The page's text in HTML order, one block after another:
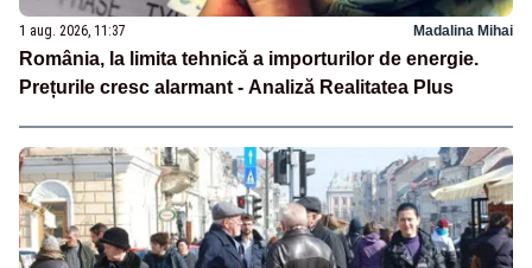
1 aug. 2026, 11:37 Madalina Mihai
România, la limita tehnică a importurilor de energie.
Prețurile cresc alarmant - Analiză Realitatea Plus